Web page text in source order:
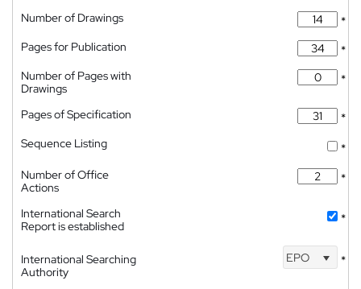
Number of Drawings
*
Pages for Publication
*
Number of Pages with
Drawings
*
Pages of Specification
*
Sequence Listing
*
Number of Office
Actions
*
International Search
Report is established
*
International Searching
Authority
EPO *